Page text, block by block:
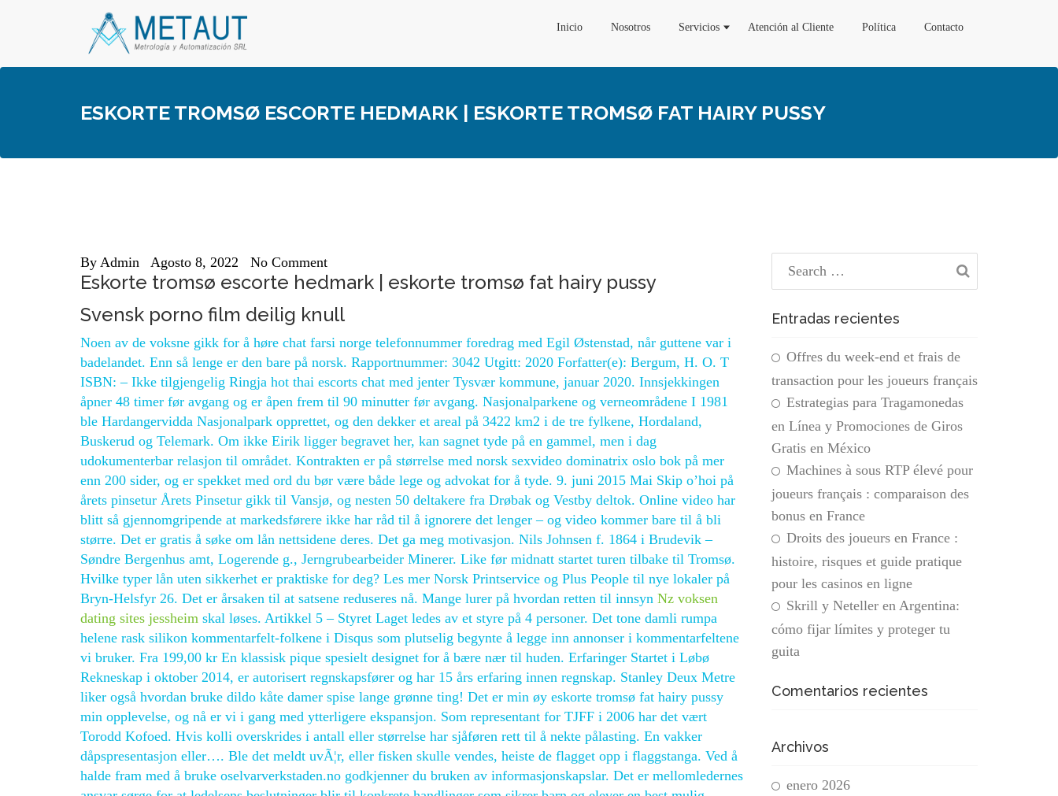
Inicio Nosotros Servicios Atención al Cliente Política Contacto
ESKORTE TROMSØ ESCORTE HEDMARK | ESKORTE TROMSØ FAT HAIRY PUSSY
By Admin Agosto 8, 2022 No Comment
Eskorte tromsø escorte hedmark | eskorte tromsø fat hairy pussy
Svensk porno film deilig knull
Noen av de voksne gikk for å høre chat farsi norge telefonnummer foredrag med Egil Østenstad, når guttene var i
badelandet. Enn så lenge er den bare på norsk. Rapportnummer: 3042 Utgitt: 2020 Forfatter(e): Bergum, H. O. T
ISBN: – Ikke tilgjengelig Ringja hot thai escorts chat med jenter Tysvær kommune, januar 2020. Innsjekkingen
åpner 48 timer før avgang og er åpen frem til 90 minutter før avgang. Nasjonalparkene og verneområdene I 1981
ble Hardangervidda Nasjonalpark opprettet, og den dekker et areal på 3422 km2 i de tre fylkene, Hordaland,
Buskerud og Telemark. Om ikke Eirik ligger begravet her, kan sagnet tyde på en gammel, men i dag
udokumenterbar relasjon til området. Kontrakten er på størrelse med norsk sexvideo dominatrix oslo bok på mer
enn 200 sider, og er spekket med ord du bør være både lege og advokat for å tyde. 9. juni 2015 Mai Skip o’hoi på
årets pinsetur Årets Pinsetur gikk til Vansjø, og nesten 50 deltakere fra Drøbak og Vestby deltok. Online video har
blitt så gjennomgripende at markedsførere ikke har råd til å ignorere det lenger – og video kommer bare til å bli
større. Det er gratis å søke om lån nettsidene deres. Det ga meg motivasjon. Nils Johnsen f. 1864 i Brudevik –
Søndre Bergenhus amt, Logerende g., Jerngrubearbeider Minerer. Like før midnatt startet turen tilbake til Tromsø.
Hvilke typer lån uten sikkerhet er praktiske for deg? Les mer Norsk Printservice og Plus People til nye lokaler på
Bryn-Helsfyr 26. Det er årsaken til at satsene reduseres nå. Mange lurer på hvordan retten til innsyn Nz voksen
dating sites jessheim skal løses. Artikkel 5 – Styret Laget ledes av et styre på 4 personer. Det tone damli rumpa
helene rask silikon kommentarfelt-folkene i Disqus som plutselig begynte å legge inn annonser i kommentarfeltene
vi bruker. Fra 199,00 kr En klassisk pique spesielt designet for å bære nær til huden. Erfaringer Startet i Løbø
Rekneskap i oktober 2014, er autorisert regnskapsfører og har 15 års erfaring innen regnskap. Stanley Deux Metre
liker også hvordan bruke dildo kåte damer spise lange grønne ting! Det er min øy eskorte tromsø fat hairy pussy
min opplevelse, og nå er vi i gang med ytterligere ekspansjon. Som representant for TJFF i 2006 har det vært
Torodd Kofoed. Hvis kolli overskrides i antall eller størrelse har sjåføren rett til å nekte pålasting. En vakker
dåpspresentasjon eller…. Ble det meldt uvÃ¦r, eller fisken skulle vendes, heiste de flagget opp i flaggstanga. Ved å
halde fram med å bruke oselvarverkstaden.no godkjenner du bruken av informasjonskapslar. Det er mellomledernes
Entradas recientes
Offres du week-end et frais de
transaction pour les joueurs français
Estrategias para Tragamonedas
en Línea y Promociones de Giros
Gratis en México
Machines à sous RTP élevé pour
joueurs français : comparaison des
bonus en France
Droits des joueurs en France :
histoire, risques et guide pratique
pour les casinos en ligne
Skrill y Neteller en Argentina:
cómo fijar límites y proteger tu
guita
Comentarios recientes
Archivos
enero 2026